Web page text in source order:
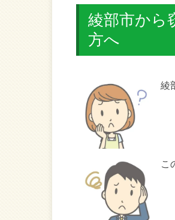
綾部市から
方へ
綾
こ